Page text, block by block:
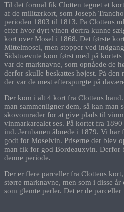
Til det formål fik Clotten tegnet et
af de militærkort, som Joseph
perioden 1803 til 1813. På Clottens
efter hvor dyrt vinen derfra kunne
kort over Mosel i 1868. Det første
Mittelmosel, men stopper ved
Sidstnævnte kom først med på
var de marknavne, som opnåede de
derfor skulle beskattes højest. På
der var de mest efterspurgte på
Der kom i alt 4 kort fra Clottens
man sammenligner dem, så kan man
skovområder for at give plads til
vinmarkarealet ses. På kortet fra
ind. Jernbanen åbnede i 1879. Vi
godt for Moselvin. Priserne der blev
man fik for god Bordeauxvin. Derfor
denne periode.
Der er flere parceller fra Clottens
større marknavne, men som i disse
som glemte perler. Det er de